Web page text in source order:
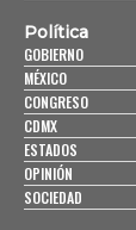
Política
GOBIERNO
MÉXICO
CONGRESO
CDMX
ESTADOS
OPINIÓN
SOCIEDAD